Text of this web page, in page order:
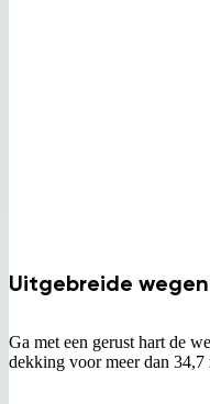
Uitgebreide
Ga met een gerust hart de
dekking voor meer dan